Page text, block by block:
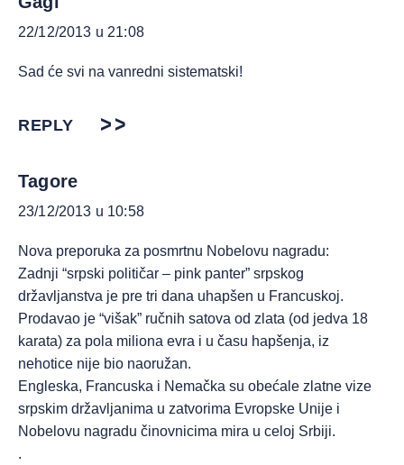
22/12/2013 u 21:08
Sad će svi na vanredni sistematski!
REPLY
Tagore
23/12/2013 u 10:58
Nova preporuka za posmrtnu Nobelovu nagradu:
Zadnji “srpski političar – pink panter” srpskog
državljanstva je pre tri dana uhapšen u Francuskoj.
Prodavao je “višak” ručnih satova od zlata (od jedva 18
karata) za pola miliona evra i u času hapšenja, iz
nehotice nije bio naoružan.
Engleska, Francuska i Nemačka su obećale zlatne vize
srpskim državljanima u zatvorima Evropske Unije i
Nobelovu nagradu činovnicima mira u celoj Srbiji.
.